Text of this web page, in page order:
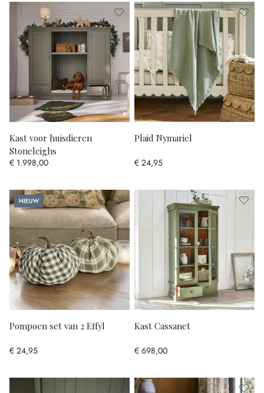
Kast voor huisdieren
Stoneleighs
€ 1.998,00
Plaid Nymariel
€ 24,95
Nieuw
Pompoen set van 2 Effyl
€ 24,95
Kast Cassanet
€ 698,00